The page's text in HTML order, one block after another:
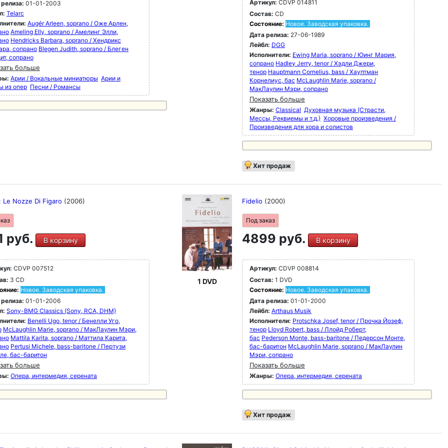
по Бернстайну (Хамфри Бартон,
Симеоне), а также бонусный DVD: "The
of West Side Story"
пианист среди дирижеров,
дирижер среди композиторов,
композитор среди пианистов... Он -
гений" (Артур Рубенстайн о
Бернстайне)
01-01-2003
Telarc
Augér Arleen, soprano / Оже Арлен,
Ameling Elly, soprano / Амелинг Элли,
Hendricks Barbara, soprano / Хендрикс
сопрано Blegen Judith, soprano / Блеген
сопрано
больше
Арии / Вокальные миниатюры Арии и
из опер Песни / Романсы
Артикул: CDVP 014811
Состав: CD
Состояние: Новое. Заводская упаковка.
Дата релиза: 27-06-1989
Лейбл: DGG
Исполнители: Ewing Maria, soprano / Юинг Мария,
сопрано Hadley Jerry, tenor / Хэдли Джери,
тенор Hauptmann Cornelius, bass / Хауптман
Корнелиус, бас McLaughlin Marie, soprano /
МакЛаулин Мэри, сопрано
Показать больше
Жанры: Classical Духовная музыка (Страсти,
Мессы, Реквиемы и т.д.) Хоровые произведения /
Произведения для хора и солистов
Хит продаж
Le Nozze Di Figaro (2006)
руб. В корзину
CDVP 007512
3 CD
Новое. Заводская упаковка.
01-01-2006
Sony-BMG Classics (Sony, RCA, DHM)
Benelli Ugo, tenor / Бенелли Уго,
McLaughlin Marie, soprano / МакЛаулин Мэри,
Mattila Karita, soprano / Маттила Карита,
Pertusi Michele, bass-baritone / Пертузи
бас-баритон
больше
Опера, интермедия, серената
1 DVD
Fidelio (2000)
Под заказ
4899 руб. В корзину
Артикул: CDVP 008814
Состав: 1 DVD
Состояние: Новое. Заводская упаковка.
Дата релиза: 01-01-2000
Лейбл: Arthaus Musik
Исполнители: Protschka Josef, tenor / Прочка Йозеф,
тенор Lloyd Robert, bass / Ллойд Роберт,
бас Pederson Monte, bass-baritone / Педерсон Монте,
бас-баритон McLaughlin Marie, soprano / МакЛаулин
Мэри, сопрано
Показать больше
Жанры: Опера, интермедия, серената
Хит продаж